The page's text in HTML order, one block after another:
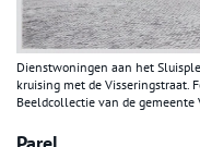
Dienstwoningen aan het
kruising met de Visseringstraat.
Beeldcollectie van de